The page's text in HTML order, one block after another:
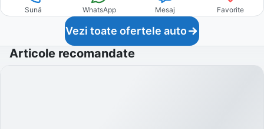
Sună WhatsApp Mesaj Favorite
Vezi toate ofertele auto
Articole recomandate